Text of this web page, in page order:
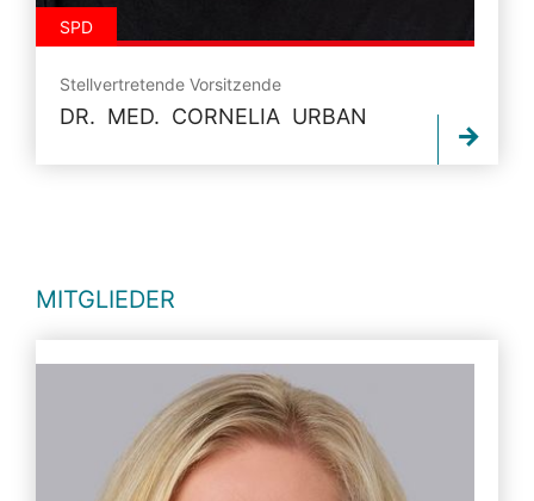
SPD
Stellvertretende Vorsitzende
DR. MED. CORNELIA URBAN
MITGLIEDER